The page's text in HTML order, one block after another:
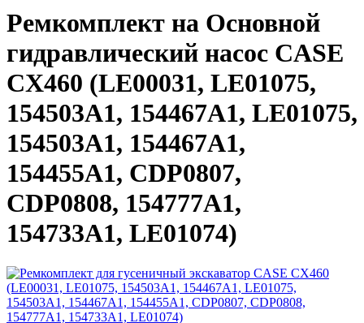
Ремкомплект на Основной
гидравлический насос CASE
CX460 (LE00031, LE01075,
154503A1, 154467A1, LE01075,
154503A1, 154467A1,
154455A1, CDP0807,
CDP0808, 154777A1,
154733A1, LE01074)